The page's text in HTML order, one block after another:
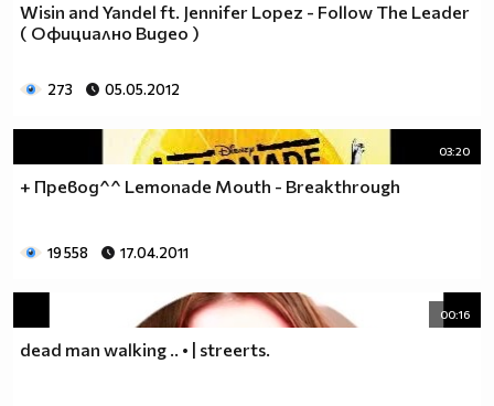
Wisin and Yandel ft. Jennifer Lopez - Follow The Leader
( Официално Видео )
273 05.05.2012
03:20
+ Превод^^ Lemonade Mouth - Breakthrough
19 558 17.04.2011
00:16
dead man walking .. • | streerts.